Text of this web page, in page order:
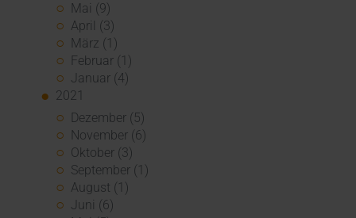
Mai (9)
April (3)
März (1)
Februar (1)
Januar (4)
2021
Dezember (5)
November (6)
Oktober (3)
September (1)
August (1)
Juni (6)